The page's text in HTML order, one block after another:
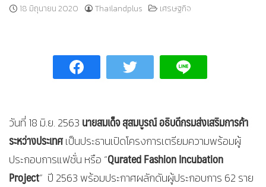
18 มิถุนายน 2020 Thailandplus เศรษฐกิจ
วันที่ 18 มิ.ย. 2563 นายสมเด็จ สุสมบูรณ์ อธิบดีกรมส่งเสริมการค้า
ระหว่างประเทศเป็นประธานเปิดโครงการเตรียมความพร้อมผู้
ประกอบการแฟชั่น หรือ “Qurated Fashion Incubation
Project” ปี 2563 พร้อมประกาศผลักดันผู้ประกอบการ 62 ราย